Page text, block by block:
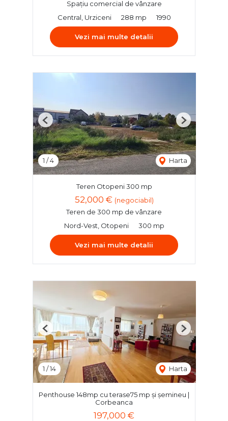
Spațiu comercial de vânzare
Central, Urziceni
288 mp 1990
Vezi mai multe detalii
1 /4 Harta
Previous Next
Teren Otopeni 300 mp
52,000 € (negociabil)
Teren de 300 mp de vânzare
Nord-Vest, Otopeni
300 mp
Vezi mai multe detalii
1 /14 Harta
Previous Next
Penthouse 148mp cu terase75 mp și șemineu |
Corbeanca
197,000 €